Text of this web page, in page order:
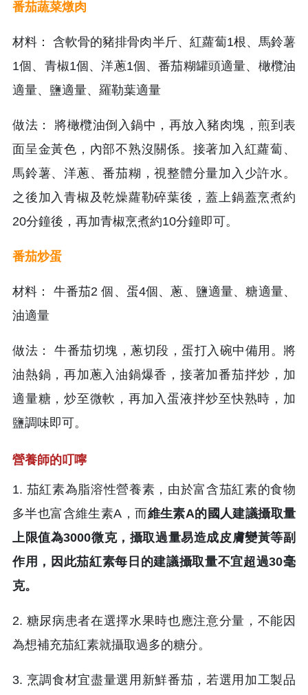
番茄蔬菜燉肉
材料： 含軟骨的豬排骨肉半斤、紅蘿蔔1根、馬鈴薯
1個、青椒1個、洋蔥1個、番茄糊罐頭適量、橄欖油
適量、鹽適量、羅勒葉適量
做法： 將橄欖油倒入鍋中，再放入豬肉塊，煎到表
面呈金黃色，內部不熟沒關係。接著加入紅蘿蔔、
馬鈴薯、洋蔥、番茄糊，視整體分量加入少許水。
之後加入青椒及乾燥蘿勒碎葉後，蓋上鍋蓋烹煮約
20分鐘後，再加青椒烹煮約10分鐘即可。
番茄炒蛋
材料： 牛番茄2 個、蛋4個、蔥、鹽適量、糖適量、
油適量
做法： 牛番茄切塊，蔥切段，蛋打入碗中備用。將
油熱鍋，再加蔥入油鍋爆香，接著加番茄拌炒，加
適量糖，炒至微軟，再加入蛋液拌炒至快熟時，加
鹽調味即可。
營養師的叮嚀
1. 茄紅素為脂溶性營養素，由於富含茄紅素的食物
多半也富含維生素A，而維生素A的國人建議攝取量
上限值為3000微克，攝取過量易造成皮膚變黃等副
作用，因此茄紅素每日的建議攝取量不宜超過30毫
克。
2. 糖尿病患者在選擇水果時也應注意分量，不能因
為想補充茄紅素就攝取過多的糖分。
3. 烹調食材宜盡量選用新鮮番茄，若選用加工製品